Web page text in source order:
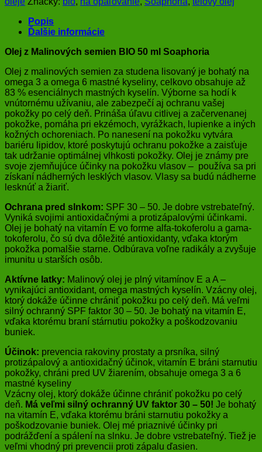
Popis
Ďalšie informácie
Olej z Malinových semien BIO 50 ml Soaphoria
Olej z malinových semien za studena lisovaný je bohatý na
omega 3 a omega 6 mastné kyseliny, celkovo obsahuje až
83 % esenciálnych mastných kyselín. Výborne sa hodí k
vnútornému užívaniu, ale zabezpečí aj ochranu vašej
pokožky po celý deň. Prináša úľavu citlivej a začervenanej
pokožke, pomáha pri ekzémoch, vyrážkach, lupienke a iných
kožných ochoreniach. Po nanesení na pokožku vytvára
bariéru lipidov, ktoré poskytujú ochranu pokožke a zaisťuje
tak udržanie optimálnej vlhkosti pokožky. Olej je známy pre
svoje zjemňujúce účinky na pokožku vlasov – používa sa pri
získaní nádherných lesklých vlasov. Vlasy sa budú nádherne
lesknúť a žiariť.
Ochrana pred slnkom: SPF 30 – 50. Je dobre vstrebateľný.
Vyniká svojimi antioxidačnými a protizápalovými účinkami.
Olej je bohatý na vitamín E vo forme alfa-tokoferolu a gama-
tokoferolu, čo sú dva dôležité antioxidanty, vďaka ktorým
pokožka pomalšie starne. Odbúrava voľne radikály a zvyšuje
imunitu u starších osôb.
Aktívne latky: Malinový olej je plný vitamínov E a A –
vynikajúci antioxidant, omega mastných kyselín. Vzácny olej,
ktorý dokáže účinne chrániť pokožku po celý deň. Má veľmi
silný ochranný SPF faktor 30 – 50. Je bohatý na vitamín E,
vďaka ktorému braní stárnutiu pokožky a poškodzovaniu
buniek.
Účinok: prevencia rakoviny prostaty a prsníka, silný
protizápalový a antioxidačný účinok, vitamín E bráni starnutiu
pokožky, chráni pred UV žiarením, obsahuje omega 3 a 6
mastné kyseliny
Vzácny olej, ktorý dokáže účinne chrániť pokožku po celý
deň. Má veľmi silný ochranný UV faktor 30 – 50! Je bohatý
na vitamín E, vďaka ktorému bráni starnutiu pokožky a
poškodzovanie buniek. Olej mé priaznivé účinky pri
podrážďení a spálení na slnku. Je dobre vstrebateľný. Tiež je
veľmi vhodný pri prevencii proti zápalu ďasien.